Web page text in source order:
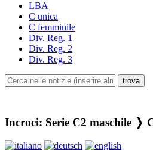
LBA
C unica
C femminile
Div. Reg. 1
Div. Reg. 2
Div. Reg. 3
Incroci: Serie C2 maschile ❭